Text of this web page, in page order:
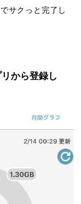
サクっと完了し
から登録し